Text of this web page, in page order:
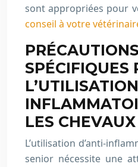
sont appropriées pour
conseil à votre
PRÉCAUTIONS
SPÉCIFIQUES
LES
L’utilisation d’anti-
senior nécessite une